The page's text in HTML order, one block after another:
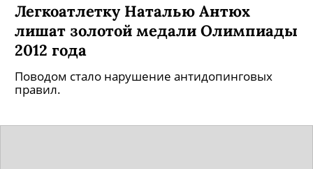
Легкоатлетку Наталью Антюх
лишат золотой медали Олимпиады
2012 года
Поводом стало нарушение антидопинговых
правил.